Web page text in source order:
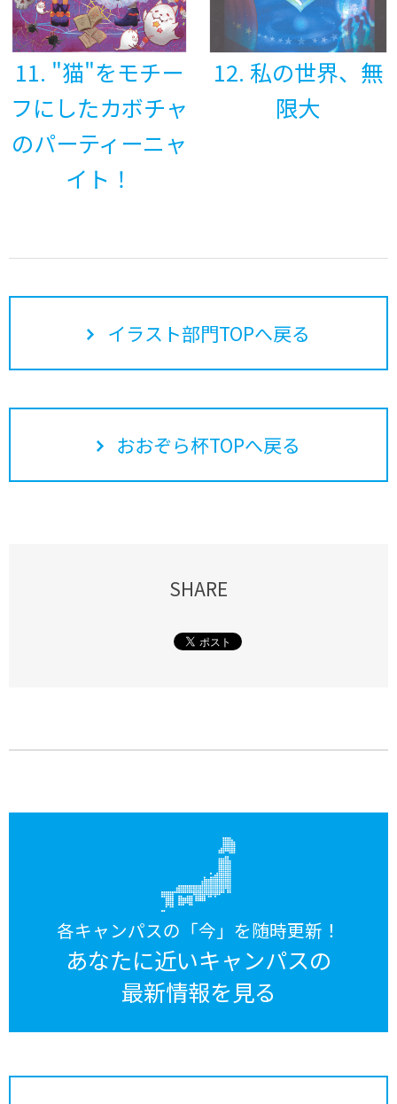
11. "猫"をモチー
フにしたカボチャ
のパーティーニャ
イト！
12. 私の世界、無
限大
イラスト部門TOPへ戻る
おおぞら杯TOPへ戻る
SHARE
各キャンパスの「今」を随時更新！
あなたに近いキャンパスの
最新情報を見る